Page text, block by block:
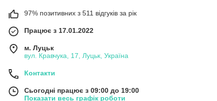
97% позитивних з 511 відгуків за рік
Працює з 17.01.2022
м. Луцьк
вул. Кравчука, 17, Луцьк, Україна
Контакти
Сьогодні працює з 09:00 до 19:00
Показати весь графік роботи